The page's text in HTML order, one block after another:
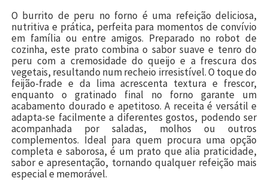
O burrito de peru no forno é uma refeição deliciosa,
nutritiva e prática, perfeita para momentos de convívio
em família ou entre amigos. Preparado no robot de
cozinha, este prato combina o sabor suave e tenro do
peru com a cremosidade do queijo e a frescura dos
vegetais, resultando num recheio irresistível. O toque do
feijão-frade e da lima acrescenta textura e frescor,
enquanto o gratinado final no forno garante um
acabamento dourado e apetitoso. A receita é versátil e
adapta-se facilmente a diferentes gostos, podendo ser
acompanhada por saladas, molhos ou outros
complementos. Ideal para quem procura uma opção
completa e saborosa, é um prato que alia praticidade,
sabor e apresentação, tornando qualquer refeição mais
especial e memorável.